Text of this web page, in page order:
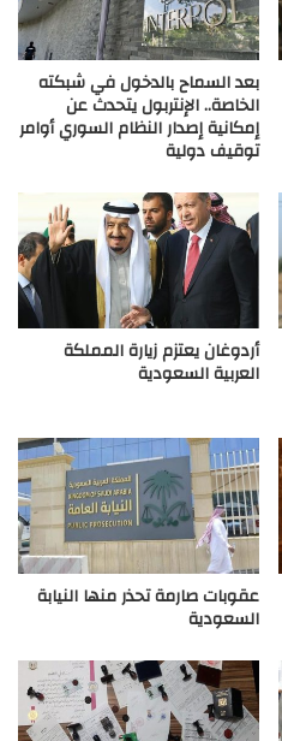
بعد السماح بالدخول في شبكته
الخاصة.. الإنتربول يتحدث عن
إمكانية إصدار النظام السوري أوامر
توقيف دولية
أردوغان يعتزم زيارة المملكة
العربية السعودية
عقوبات صارمة تحذر منها النيابة
السعودية